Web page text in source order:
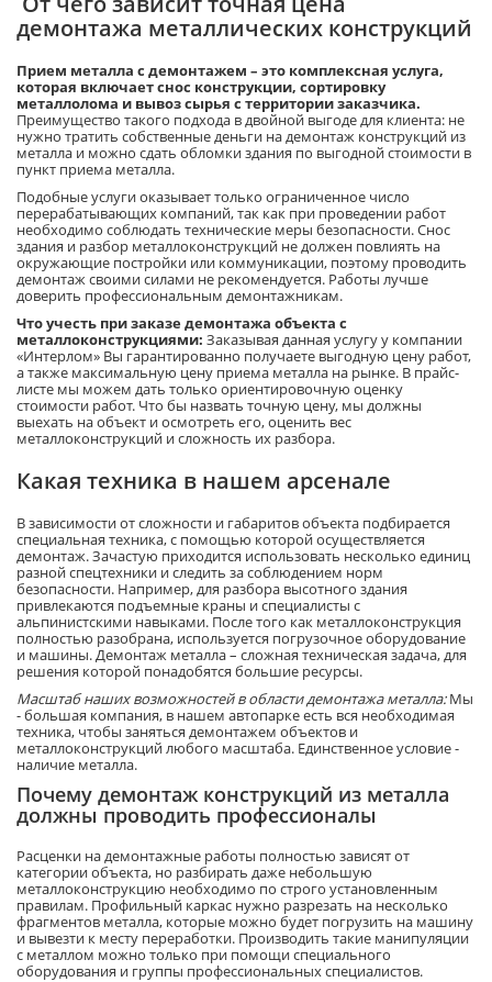
демонтажа металлических конструкций
Прием металла с демонтажем – это комплексная услуга,
которая включает снос конструкции, сортировку
металлолома и вывоз сырья с территории заказчика.
Преимущество такого подхода в двойной выгоде для клиента: не
нужно тратить собственные деньги на демонтаж конструкций из
металла и можно сдать обломки здания по выгодной стоимости в
пункт приема металла.
Подобные услуги оказывает только ограниченное число
перерабатывающих компаний, так как при проведении работ
необходимо соблюдать технические меры безопасности. Снос
здания и разбор металлоконструкций не должен повлиять на
окружающие постройки или коммуникации, поэтому проводить
демонтаж своими силами не рекомендуется. Работы лучше
доверить профессиональным демонтажникам.
Что учесть при заказе демонтажа объекта с
металлоконструкциями: Заказывая данная услугу у компании
«Интерлом» Вы гарантированно получаете выгодную цену работ,
а также максимальную цену приема металла на рынке. В прайс-
листе мы можем дать только ориентировочную оценку
стоимости работ. Что бы назвать точную цену, мы должны
выехать на объект и осмотреть его, оценить вес
металлоконструкций и сложность их разбора.
Какая техника в нашем арсенале
В зависимости от сложности и габаритов объекта подбирается
специальная техника, с помощью которой осуществляется
демонтаж. Зачастую приходится использовать несколько единиц
разной спецтехники и следить за соблюдением норм
безопасности. Например, для разбора высотного здания
привлекаются подъемные краны и специалисты с
альпинистскими навыками. После того как металлоконструкция
полностью разобрана, используется погрузочное оборудование
и машины. Демонтаж металла – сложная техническая задача, для
решения которой понадобятся большие ресурсы.
Масштаб наших возможностей в области демонтажа металла: Мы
- большая компания, в нашем автопарке есть вся необходимая
техника, чтобы заняться демонтажем объектов и
металлоконструкций любого масштаба. Единственное условие -
наличие металла.
Почему демонтаж конструкций из металла
должны проводить профессионалы
Расценки на демонтажные работы полностью зависят от
категории объекта, но разбирать даже небольшую
металлоконструкцию необходимо по строго установленным
правилам. Профильный каркас нужно разрезать на несколько
фрагментов металла, которые можно будет погрузить на машину
и вывезти к месту переработки. Производить такие манипуляции
с металлом можно только при помощи специального
оборудования и группы профессиональных специалистов.